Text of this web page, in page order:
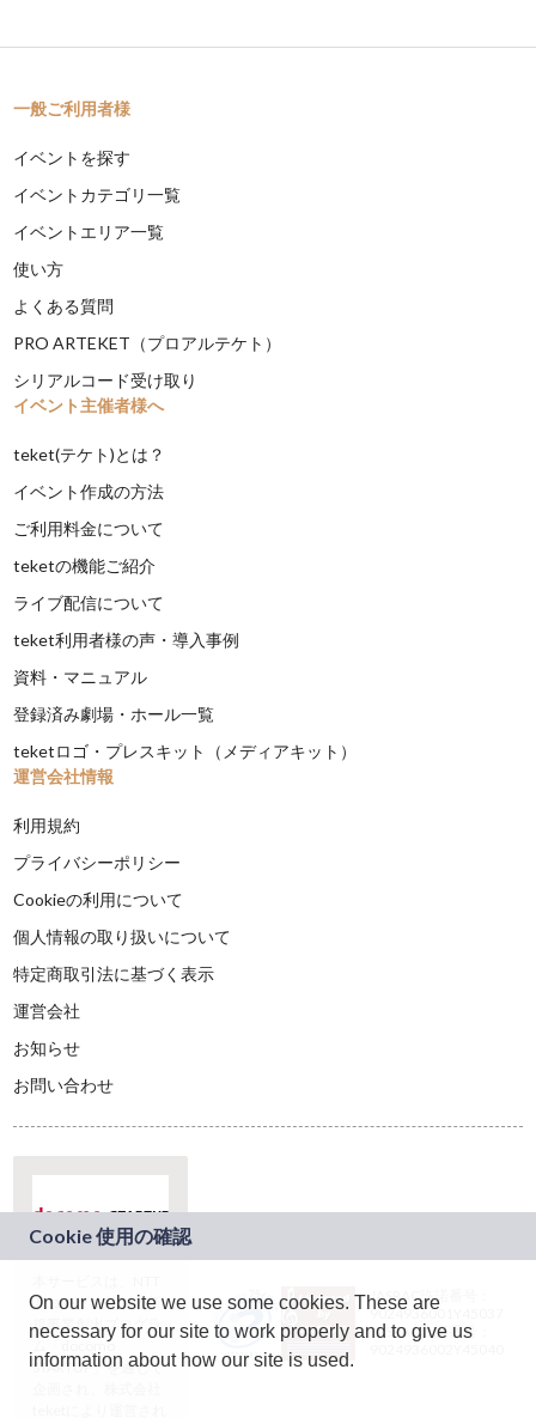
一般ご利用者様
イベントを探す
イベントカテゴリ一覧
イベントエリア一覧
使い方
よくある質問
PRO ARTEKET（プロアルテケト）
シリアルコード受け取り
イベント主催者様へ
teket(テケト)とは？
イベント作成の方法
ご利用料金について
teketの機能ご紹介
ライブ配信について
teket利用者様の声・導入事例
資料・マニュアル
登録済み劇場・ホール一覧
teketロゴ・プレスキット（メディアキット）
運営会社情報
利用規約
プライバシーポリシー
Cookieの利用について
個人情報の取り扱いについて
特定商取引法に基づく表示
運営会社
お知らせ
お問い合わせ
ドコモグループの新
規事業創出プログラ
ム「docomo
STARTUP」を通じて
JASRAC許諾番号：
9024936001Y45037
JASRAC許諾番号：
On our website we use some cookies. These are
necessary for our site to work properly and to give us
information about how our site is used.